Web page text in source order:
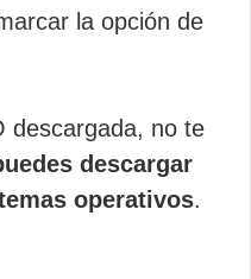
la opción de
descargada, no te
descargar
operativos.